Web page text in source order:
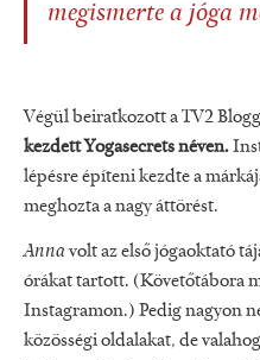
megismerte a jóga
Végül beiratkozott a TV2
kezdett Yogasecrets néven.
lépésre építeni kezdte a
meghozta a nagy áttörést.
Annavolt az első jógaoktató
órákat tartott. (Követőtábora
Instagramon.) Pedig nagyon
közösségi oldalakat, de